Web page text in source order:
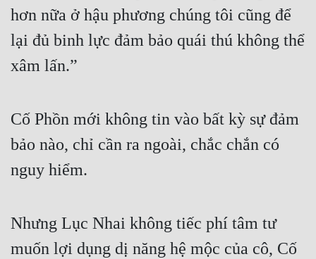
hơn nữa ở hậu phương chúng tôi cũng để
lại đủ binh lực đảm bảo quái thú không thể
xâm lấn.”
Cố Phồn mới không tin vào bất kỳ sự đảm
bảo nào, chỉ cần ra ngoài, chắc chắn có
nguy hiểm.
Nhưng Lục Nhai không tiếc phí tâm tư
muốn lợi dụng dị năng hệ mộc của cô, Cố